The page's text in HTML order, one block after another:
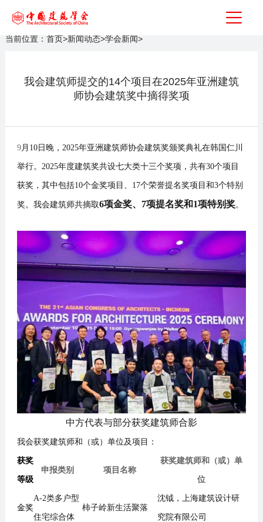
当前位置： 首页>新闻动态>学会新闻>
我会建筑师提交的14个项目在2025年亚洲建筑
师协会建筑奖中摘得奖项
9月 10日晚，2025年亚洲建筑师协会建筑奖颁奖典礼在韩国仁川
举行。2025年度建筑奖共设七大类十三个奖项，共有30个项目
获奖，其中包括10个金奖项目 、17个荣誉提名奖项目 和3个特别
奖。 我会建筑师共摘取6项金奖、 7项提名奖和1项特别奖。
中方代表与部分获奖建筑师合影
我会获奖建筑师和（或）单位及项目：
获奖
等级
申报类别 项目名称
获奖建筑师和（或）单
位
金奖
A-2类多户型
住宅综合体
柿子岭新生活聚落
沈钺， 上海建筑设计研
究院有限公司